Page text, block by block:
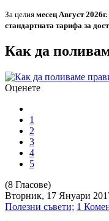
За целия месец Август2026г.
стандартната тарифа за
Как да
Оценете
1
2
3
4
5
(8 Гласове)
Вторник, 17 Януари
Полезни съвети; 1